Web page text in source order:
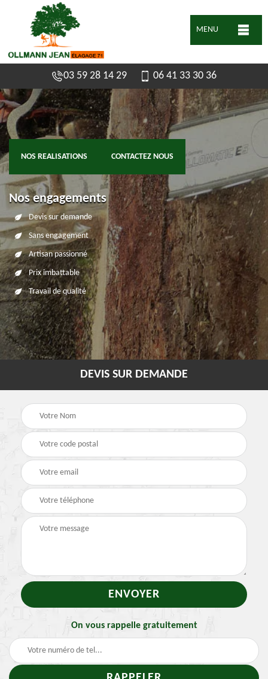
MENU
03 59 28 14 29 06 41 33 30 36
NOS REALISATIONS CONTACTEZ NOUS
Nos engagements
Devis sur demande
Sans engagement
Artisan passionné
Prix imbattable
Travail de qualité
DEVIS SUR DEMANDE
On vous rappelle gratuitement